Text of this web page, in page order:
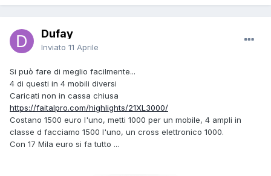
Dufay
Inviato 11 Aprile
Si può fare di meglio facilmente...
4 di questi in 4 mobili diversi
Caricati non in cassa chiusa
https://faitalpro.com/highlights/21XL3000/
Costano 1500 euro l'uno, metti 1000 per un mobile, 4 ampli in
classe d facciamo 1500 l'uno, un cross elettronico 1000.
Con 17 Mila euro si fa tutto ...